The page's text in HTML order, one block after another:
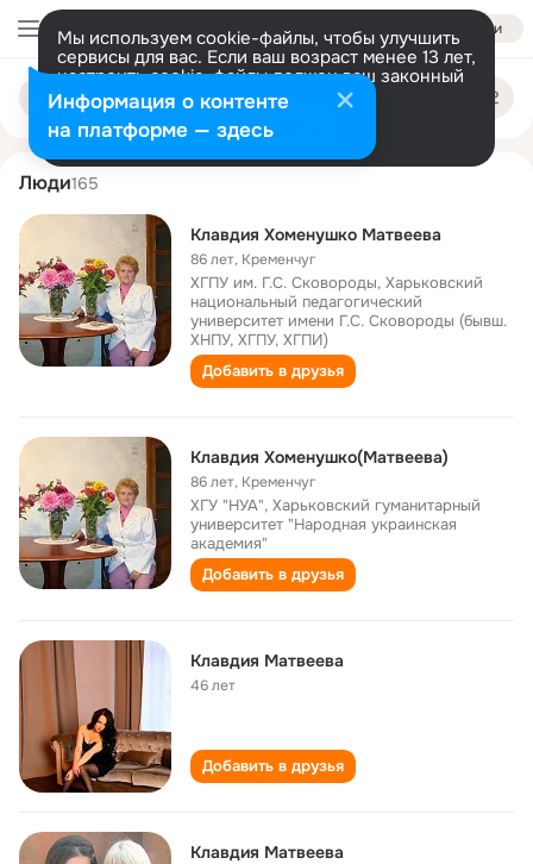
Войти
Мы используем cookie-файлы, чтобы улучшить
сервисы для вас. Если ваш возраст менее 13 лет,
настроить cookie-файлы должен ваш законный
представитель. Больше информации
Разрешить все Настроить
Поиск
людям
klavdiya matveeva
Люди165
Клавдия Хоменушко Матвеева
86 лет, Кременчуг
ХГПУ им. Г.С. Сковороды, Харьковский
национальный педагогический
университет имени Г.С. Сковороды (бывш.
ХНПУ, ХГПУ, ХГПИ)
Добавить в друзья
Клавдия Хоменушко(Матвеева)
86 лет, Кременчуг
ХГУ "НУА", Харьковский гуманитарный
университет "Народная украинская
академия"
Добавить в друзья
Клавдия Матвеева
46 лет
Добавить в друзья
Клавдия Матвеева
Информация о контенте
на платформе — здесь